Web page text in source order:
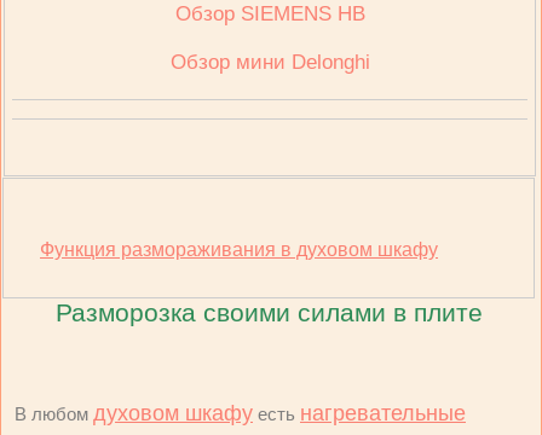
Обзор SIEMENS HB
Обзор мини Delonghi
Функция размораживания в духовом шкафу
Разморозка своими силами в плите
В любом духовом шкафу есть нагревательные